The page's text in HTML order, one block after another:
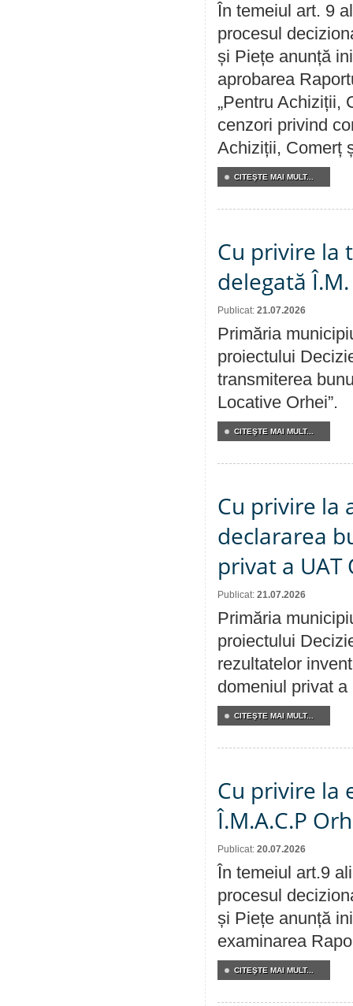
În temeiul art. 9
procesul
și Piețe anunță
aprobarea
„Pentru Achiziții,
cenzori privind
Achiziții, Comerț
CITEŞTE MAI MULT...
Cu privire la
delegată
Publicat: 21.07.2026
Primăria
proiectului
transmiterea
Locative Orhei”.
CITEŞTE MAI MULT...
Cu privire la
declararea
privat a UAT
Publicat: 21.07.2026
Primăria
proiectului
rezultatelor
domeniul privat a
CITEŞTE MAI MULT...
Cu privire la
Î.M.A.C.P
Publicat: 20.07.2026
În temeiul art.9
procesul
și Piețe anunță
examinarea
CITEŞTE MAI MULT...